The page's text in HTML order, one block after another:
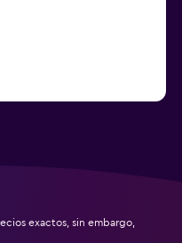
exactos, sin embargo,